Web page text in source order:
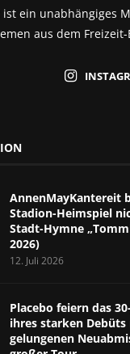
ist ein unabhängiges
aus dem
AnnenMayKantereit
Stadion-Heimspiel
Stadt-Hymne
2026)
12. Juli 2026
Placebo feiern das
ihres starken
gelungenen